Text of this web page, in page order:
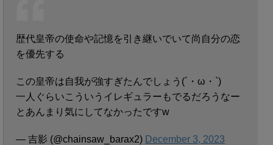
歴代皇帝の使命や記憶を引き継いでいて尚自分の恋
を優先する
この皇帝は自我が強すぎたんでしょう(´・ω・`)
一人ぐらいこういうイレギュラーもでるだろうなー
とあんまり気にしてなかったですw
— 吉影 (@chainsaw_barax2) December 3, 2023